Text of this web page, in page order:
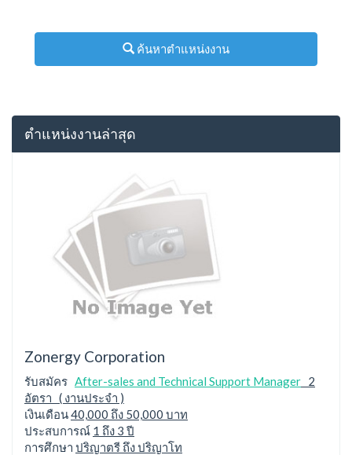
ค้นหาตำแหน่งงาน
ตำแหน่งงานล่าสุด
Zonergy Corporation
รับสมัคร After-sales and Technical Support Manager 2
อัตรา ( งานประจำ )
เงินเดือน40,000 ถึง 50,000 บาท
ประสบการณ์ 1 ถึง 3 ปี
การศึกษา ปริญาตรี ถึง ปริญาโท